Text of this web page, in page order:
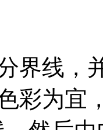
界线，
彩为宜